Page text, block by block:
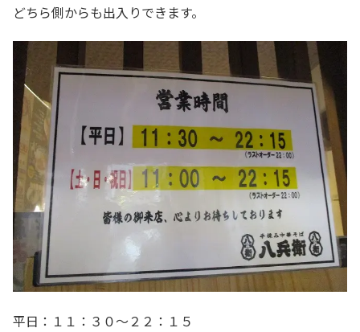
どちら側からも出入りできます。
平日：１１：３０～２２：１５